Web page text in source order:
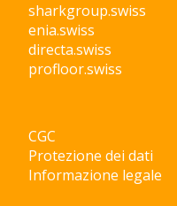
sharkgroup.swiss
enia.swiss
directa.swiss
profloor.swiss
CGC
Protezione dei dati
Informazione legale